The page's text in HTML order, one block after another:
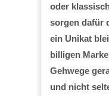
oder
sorgen dafür
ein Unikat
billigen
Gehwege
und nicht